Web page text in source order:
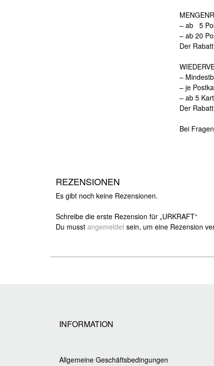
– ab 5
– ab 20
Der
–
– je
– ab 5
Der
Bei
REZENSIONEN
Es gibt noch keine Rezensionen.
Schreibe die erste Rezension für „URKRAFT“
Du musstangemeldet sein, um eine Rezension
INFORMATION
Allgemeine Geschäftsbedingungen